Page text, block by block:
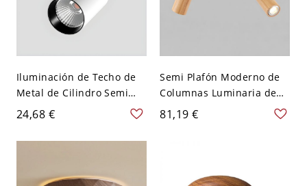
Iluminación de Techo de
Metal de Cilindro Semi
Plafón LED Ajustable
Simple para Pasillo - 110
A 120 V Blanco Luz cálida
24,68 €
Semi Plafón Moderno de
Columnas Luminaria de
Riel Metálica Giratoria
pata Sala - Café claro 110
81,19 €